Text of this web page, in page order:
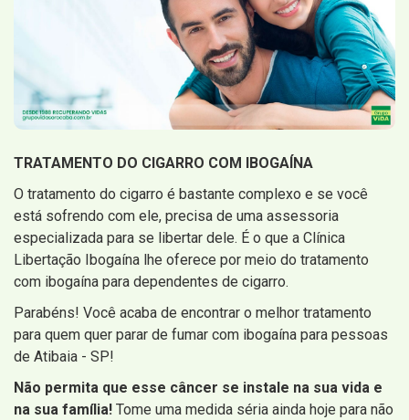
TRATAMENTO DO CIGARRO COM IBOGAÍNA
O tratamento do cigarro é bastante complexo e se você
está sofrendo com ele, precisa de uma assessoria
especializada para se libertar dele. É o que a Clínica
Libertação Ibogaína lhe oferece por meio do tratamento
com ibogaína para dependentes de cigarro.
Parabéns! Você acaba de encontrar o melhor tratamento
para quem quer parar de fumar com ibogaína para pessoas
de Atibaia - SP!
Não permita que esse câncer se instale na sua vida e
na sua família! Tome uma medida séria ainda hoje para não